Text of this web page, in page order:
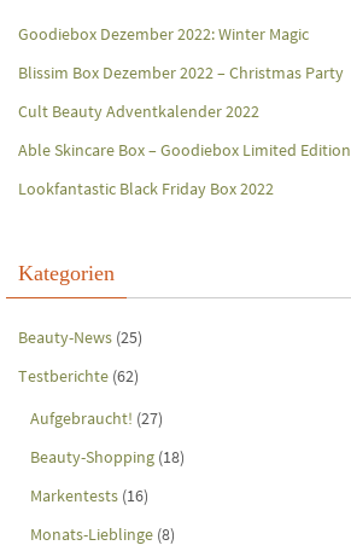
Goodiebox Dezember 2022: Winter Magic
Blissim Box Dezember 2022 – Christmas Party
Cult Beauty Adventkalender 2022
Able Skincare Box – Goodiebox Limited Edition
Lookfantastic Black Friday Box 2022
Kategorien
Beauty-News (25)
Testberichte (62)
Aufgebraucht! (27)
Beauty-Shopping (18)
Markentests (16)
Monats-Lieblinge (8)